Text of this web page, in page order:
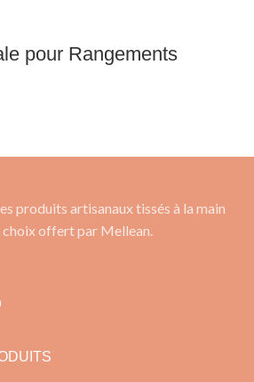
pour Rangements
produits artisanaux tissés à la main
offert par Mellean.